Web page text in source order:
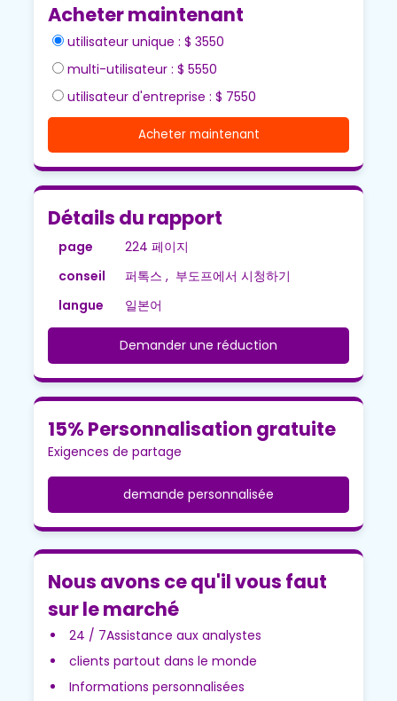
Acheter maintenant
utilisateur unique : $ 3550
multi-utilisateur : $ 5550
utilisateur d'entreprise : $ 7550
Acheter maintenant
Détails du rapport
page
224 페이지
conseil
퍼톡스 , 부도프에서 시청하기
langue
일본어
Demander une réduction
15% Personnalisation gratuite
Exigences de partage
demande personnalisée
Nous avons ce qu'il vous faut
sur le marché
24 / 7Assistance aux analystes
clients partout dans le monde
Informations personnalisées